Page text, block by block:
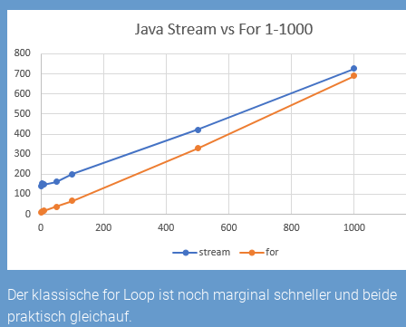
Der klassische for Loop ist noch marginal schneller und beide
praktisch gleichauf.